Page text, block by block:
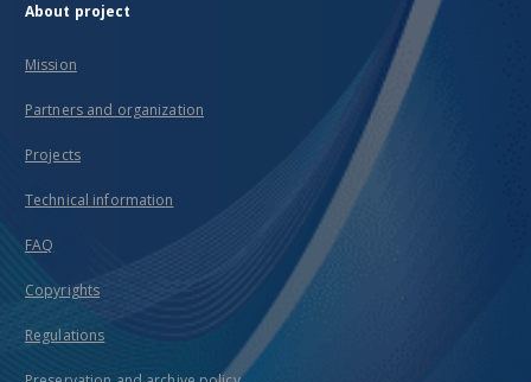
About project
Mission
Partners and organization
Projects
Technical information
FAQ
Copyrights
Regulations